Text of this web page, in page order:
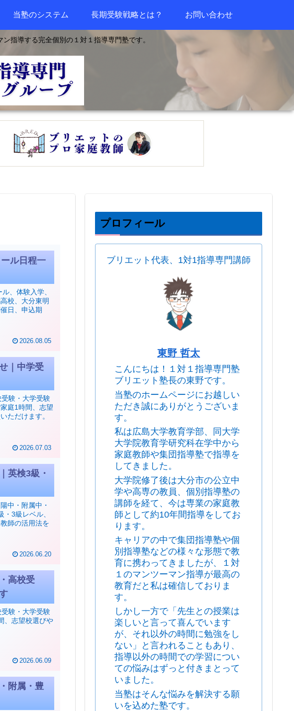
指導する完全個別の１対１指導専門塾です。
当塾のシステム 長期受験戦略とは？ お問い合わせ
ル日程一
、体験入学、
校、大分東明
日、申込期
2026.08.05
｜中学受
験・大学受験
庭1時間、志望
ただけます。
2026.07.03
英検3級・
中・附属中・
3級レベル、
師の活用法を
2026.06.20
高校受
験・大学受験
、志望校選びや
2026.06.09
附属・豊
プロフィール
ブリエット代表、1対1指導専門講師
東野 哲太
こんにちは！１対１指導専門塾
ブリエット塾長の東野です。
当塾のホームページにお越しい
ただき誠にありがとうございま
す。
私は広島大学教育学部、同大学
大学院教育学研究科在学中から
家庭教師や集団指導塾で指導を
してきました。
大学院修了後は大分市の公立中
学や高専の教員、個別指導塾の
講師を経て、今は専業の家庭教
師として約10年間指導をしてお
ります。
キャリアの中で集団指導塾や個
別指導塾などの様々な形態で教
育に携わってきましたが、１対
１のマンツーマン指導が最高の
教育だと私は確信しておりま
す。
しかし一方で「先生との授業は
楽しいと言って喜んでいます
が、それ以外の時間に勉強をし
ない」と言われることもあり、
指導以外の時間での学習につい
ての悩みはずっと付きまとって
いました。
当塾はそんな悩みを解決する願
いを込めた塾です。